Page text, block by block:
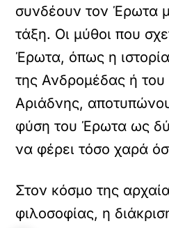
συνδέουν τον Έρωτα
τάξη. Οι μύθοι που
Έρωτα, όπως η
της Ανδρομέδας ή του
Αριάδνης,
φύση του Έρωτα ως
να φέρει τόσο χαρά
Στον κόσμο της
φιλοσοφίας, η